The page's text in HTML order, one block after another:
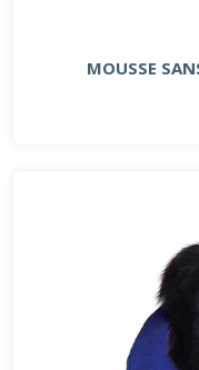
MOUSSE